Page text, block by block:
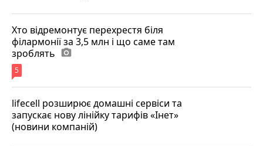
Хто відремонтує перехрестя біля
філармонії за 3,5 млн і що саме там
зроблять photo_camera
5
lifecell розширює домашні сервіси та
запускає нову лінійку тарифів «Інет»
(новини компаній)